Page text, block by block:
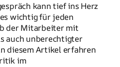
kann tief ins Herz
wichtig für jeden
der Mitarbeiter mit
auch unberechtigter
diesem Artikel erfahren
im